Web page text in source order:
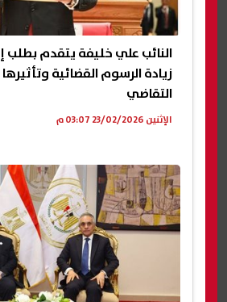
النائب علي خليفة يتقدم بطلب
زيادة الرسوم القضائية
التقاضي
الإثنين 23/02/2026 03:07 م